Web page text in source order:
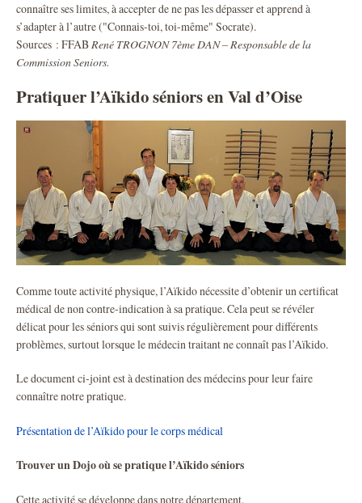
connaître ses limites, à accepter de ne pas les dépasser et apprend à
s’adapter à l’autre ("Connais-toi, toi-même" Socrate).
Sources : FFABRené TROGNON 7ème DAN – Responsable de la
Commission Seniors.
Pratiquer l’Aïkido séniors en Val d’Oise
Comme toute activité physique, l’Aïkido nécessite d’obtenir un certificat
médical de non contre-indication à sa pratique. Cela peut se révéler
délicat pour les séniors qui sont suivis régulièrement pour différents
problèmes, surtout lorsque le médecin traitant ne connaît pas l’Aïkido.
Le document ci-joint est à destination des médecins pour leur faire
connaître notre pratique.
Présentation de l’Aïkido pour le corps médical
Trouver un Dojo où se pratique l’Aïkido séniors
Cette activité se développe dans notre département.